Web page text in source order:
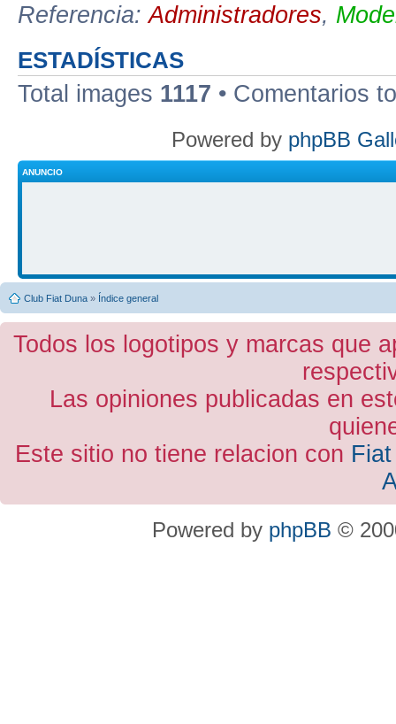
Referencia:Administradores,
ESTADÍSTICAS
Total images 1117 • Comentarios
Powered by phpBB
ANUNCIO
Club Fiat Duna » Índice general
Todos los logotipos y marcas que
Las opiniones publicadas en
Este sitio no tiene relacion con
Powered by phpBB ©